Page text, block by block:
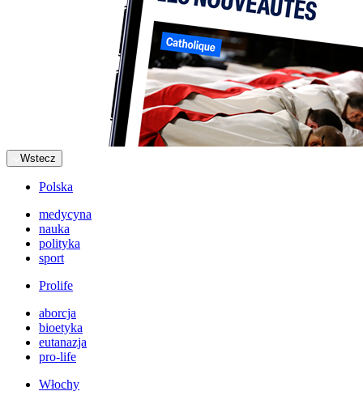
Wstecz
Polska
medycyna
nauka
polityka
sport
Prolife
aborcja
bioetyka
eutanazja
pro-life
Włochy